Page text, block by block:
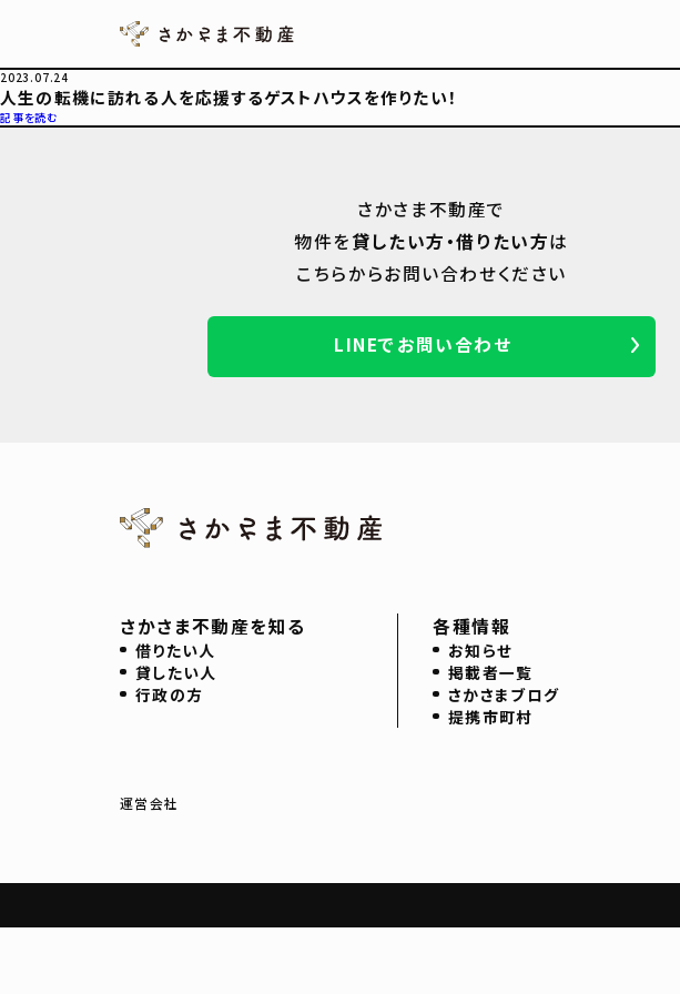
2023.07.24
人生の転機に訪れる人を応援するゲストハウスを作りたい！
記事を読む
さかさま不動産で
物件を貸したい方・借りたい方は
こちらからお問い合わせください
LINEでお問い合わせ
さかさま不動産を知る
借りたい人
貸したい人
行政の方
各種情報
お知らせ
掲載者一覧
さかさまブログ
提携市町村
運営会社